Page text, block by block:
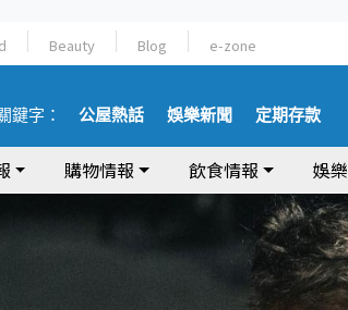
Beauty Blog e-zone
鍵字： 公屋熱話 娛樂新聞 定期存款
購物情報 飲食情報 娛樂